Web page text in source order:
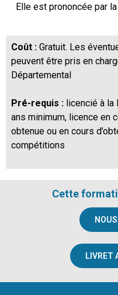
Elle est prononcée par
Coût :Gratuit. Les
peuvent être pris en
Départemental
Pré-requis :licencié à la
ans minimum, licence en
obtenue ou en cours
compétitions
Cette
LIVRET